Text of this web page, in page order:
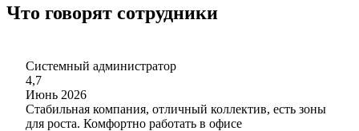
Что говорят сотрудники
Системный администратор
4,7
Июнь 2026
Стабильная компания, отличный коллектив, есть зоны
для роста. Комфортно работать в офисе